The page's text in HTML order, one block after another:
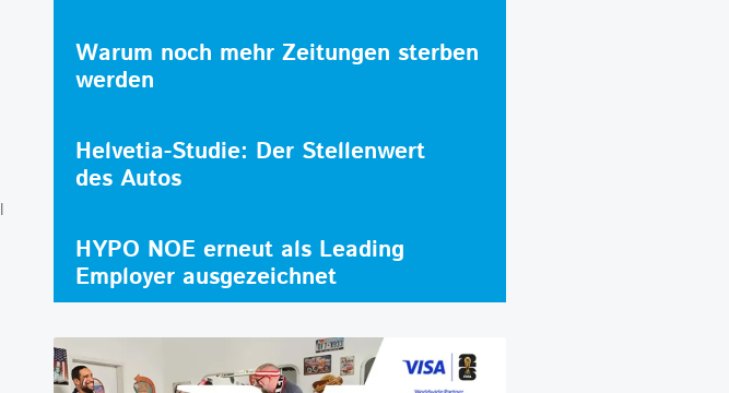
Warum noch mehr Zeitungen sterben
werden
Helvetia-Studie: Der Stellenwert
des Autos
HYPO NOE erneut als Leading
Employer ausgezeichnet